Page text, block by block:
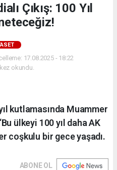
Çıkış: 100 Yıl
17.08.2025 - 18:22
okundu.
kutlamasında Muammer
ülkeyi 100 yıl daha AK
coşkulu bir gece yaşadı.
ABONE OL